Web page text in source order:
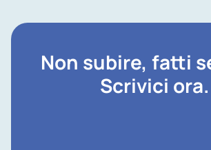
Non subire, fatti
Scrivici ora.